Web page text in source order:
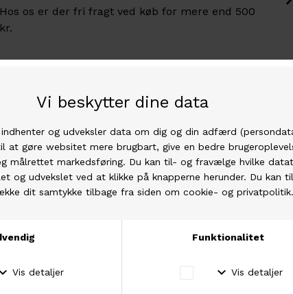
Hos os er der fri fragt ved køb for mere end 500
kr.